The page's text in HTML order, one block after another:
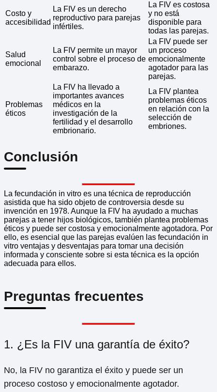
Costo y
accesibilidad
La FIV es un derecho
reproductivo para parejas
infértiles.
La FIV es costosa
y no está
disponible para
todas las parejas.
Salud
emocional
La FIV permite un mayor
control sobre el proceso de
embarazo.
La FIV puede ser
un proceso
emocionalmente
agotador para las
parejas.
Problemas
éticos
La FIV ha llevado a
importantes avances
médicos en la
investigación de la
fertilidad y el desarrollo
embrionario.
La FIV plantea
problemas éticos
en relación con la
selección de
embriones.
Conclusión
La fecundación in vitro es una técnica de reproducción
asistida que ha sido objeto de controversia desde su
invención en 1978. Aunque la FIV ha ayudado a muchas
parejas a tener hijos biológicos, también plantea problemas
éticos y puede ser costosa y emocionalmente agotadora. Por
ello, es esencial que las parejas evalúen las fecundación in
vitro ventajas y desventajas para tomar una decisión
informada y consciente sobre si esta técnica es la opción
adecuada para ellos.
Preguntas frecuentes
1. ¿Es la FIV una garantía de éxito?
No, la FIV no garantiza el éxito y puede ser un
proceso costoso y emocionalmente agotador.